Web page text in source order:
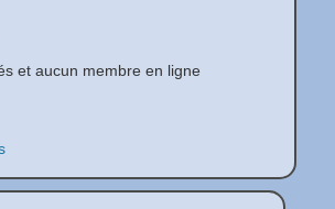
et aucun membre en ligne